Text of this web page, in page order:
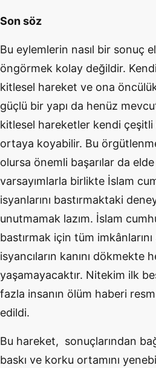
Son söz
Bu eylemlerin nasıl bir sonuç
öngörmek kolay değildir.
kitlesel hareket ve ona
güçlü bir yapı da henüz
kitlesel hareketler kendi
ortaya koyabilir. Bu
olursa önemli başarılar da
varsayımlarla birlikte İslam
isyanlarını bastırmaktaki
unutmamak lazım. İslam
bastırmak için tüm
isyancıların kanını
yaşamayacaktır. Nitekim ilk
fazla insanın ölüm haberi
edildi.
Bu hareket, sonuçlarından
baskı ve korku ortamını